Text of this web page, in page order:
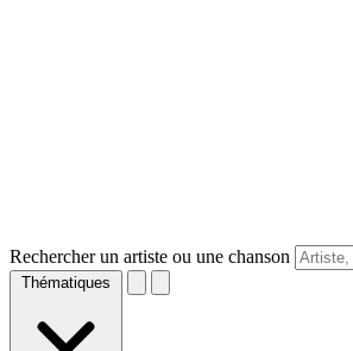
Rechercher un artiste ou une chanson
Thématiques